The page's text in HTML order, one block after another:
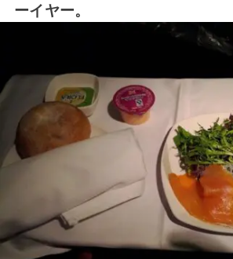
ーイヤー。